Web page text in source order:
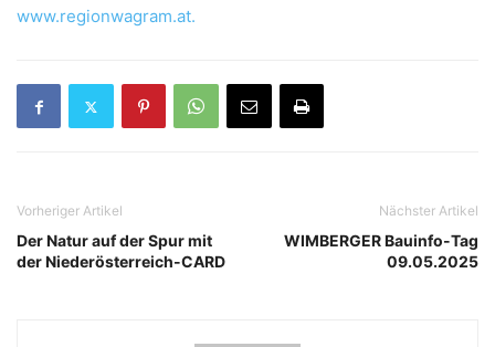
www.regionwagram.at.
Vorheriger Artikel
Der Natur auf der Spur mit
der Niederösterreich-CARD
Nächster Artikel
WIMBERGER Bauinfo-Tag
09.05.2025